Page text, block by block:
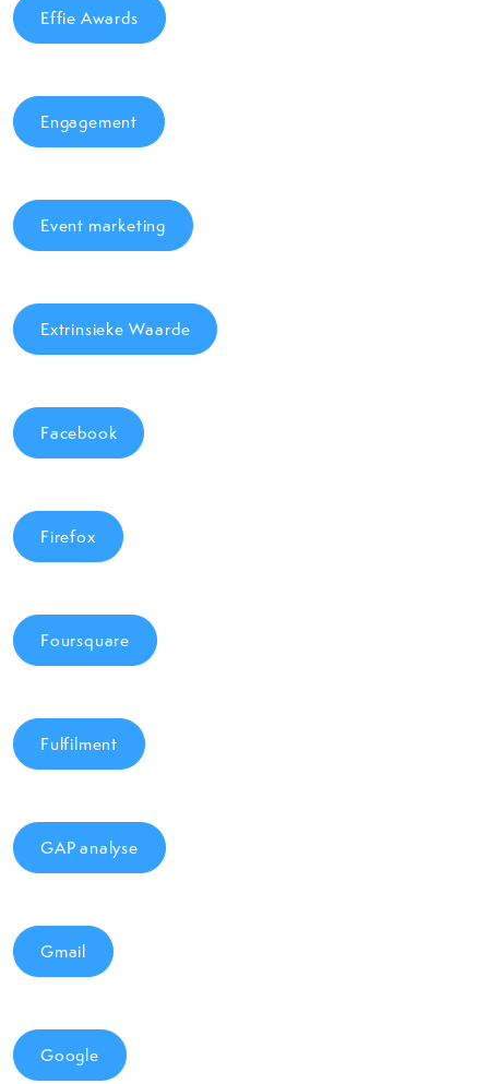
Effie Awards
Engagement
Event marketing
Extrinsieke Waarde
Facebook
Firefox
Foursquare
Fulfilment
GAP analyse
Gmail
Google